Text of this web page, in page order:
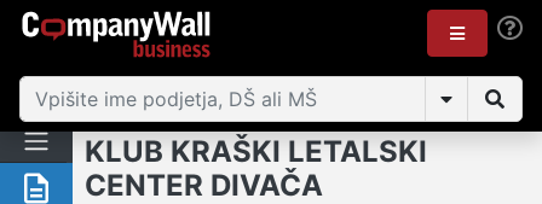
Povzetek
KLUB KRAŠKI LETALSKI
CENTER DIVAČA